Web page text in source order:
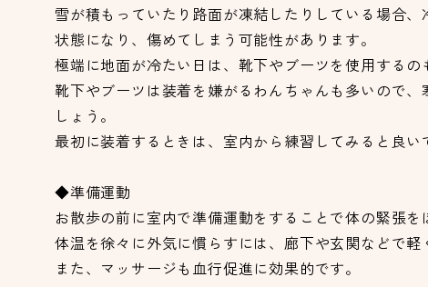
雪が積もっていたり路面が凍結したりしている場合
状態になり、傷めてしまう可能性があります。
極端に地面が冷たい日は、靴下やブーツを使用するの
靴下やブーツは装着を嫌がるわんちゃんも多いので
しょう。
最初に装着するときは、室内から練習してみると良い
◆準備運動
お散歩の前に室内で準備運動をすることで体の緊張
体温を徐々に外気に慣らすには、廊下や玄関などで軽
また、マッサージも血行促進に効果的です。